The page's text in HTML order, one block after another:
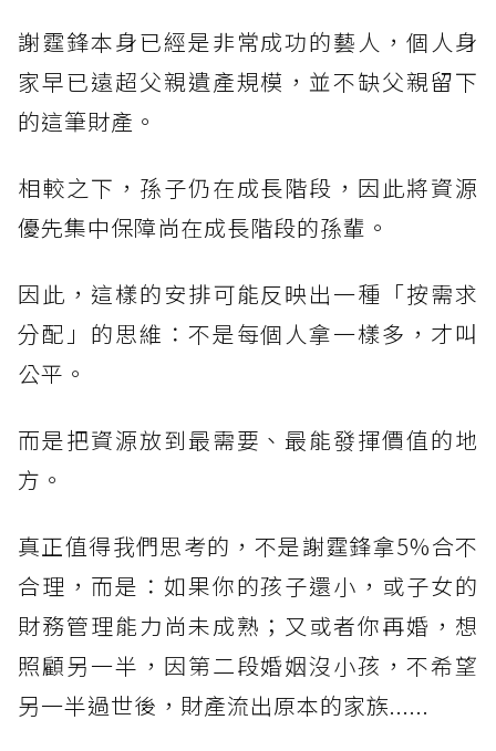
謝霆鋒本身已經是非常成功的藝人，個人身
家早已遠超父親遺產規模，並不缺父親留下
的這筆財產。
相較之下，孫子仍在成長階段，因此將資源
優先集中保障尚在成長階段的孫輩。
因此，這樣的安排可能反映出一種「按需求
分配」的思維：不是每個人拿一樣多，才叫
公平。
而是把資源放到最需要、最能發揮價值的地
方。
真正值得我們思考的，不是謝霆鋒拿5%合不
合理，而是：如果你的孩子還小，或子女的
財務管理能力尚未成熟；又或者你再婚，想
照顧另一半，因第二段婚姻沒小孩，不希望
另一半過世後，財產流出原本的家族......